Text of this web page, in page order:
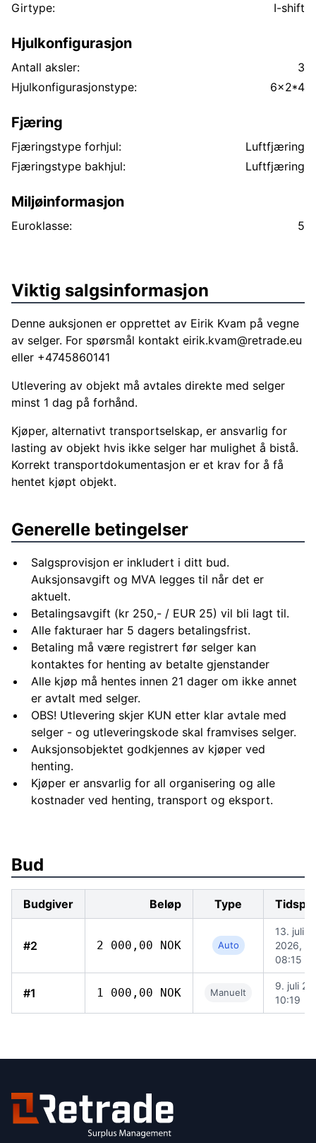
Girtype: I-shift
Hjulkonfigurasjon
Antall aksler:
3
Hjulkonfigurasjonstype:
6x2*4
Fjæring
Fjæringstype forhjul:
Luftfjæring
Fjæringstype bakhjul:
Luftfjæring
Miljøinformasjon
Euroklasse: 5
Viktig salgsinformasjon
Denne auksjonen er opprettet av Eirik Kvam på vegne
av selger. For spørsmål kontakt eirik.kvam@retrade.eu
eller +4745860141
Utlevering av objekt må avtales direkte med selger
minst 1 dag på forhånd.
Kjøper, alternativt transportselskap, er ansvarlig for
lasting av objekt hvis ikke selger har mulighet å bistå.
Korrekt transportdokumentasjon er et krav for å få
hentet kjøpt objekt.
Generelle betingelser
Salgsprovisjon er inkludert i ditt bud.
Auksjonsavgift og MVA legges til når det er
aktuelt.
Betalingsavgift (kr 250,- / EUR 25) vil bli lagt til.
Alle fakturaer har 5 dagers betalingsfrist.
Betaling må være registrert før selger kan
kontaktes for henting av betalte gjenstander
Alle kjøp må hentes innen 21 dager om ikke annet
er avtalt med selger.
OBS! Utlevering skjer KUN etter klar avtale med
selger - og utleveringskode skal framvises selger.
Auksjonsobjektet godkjennes av kjøper ved
henting.
Kjøper er ansvarlig for all organisering og alle
kostnader ved henting, transport og eksport.
Bud
Budgiver Beløp Type
#2 2 000,00 NOK Auto
13. juli
2026,
08:15
#1 1 000,00 NOK Manuelt
9. juli
10:19